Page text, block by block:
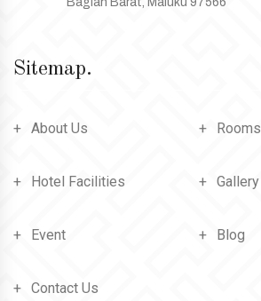
Sitemap.
About Us Rooms
Hotel Facilities Gallery
Event Blog
Contact Us